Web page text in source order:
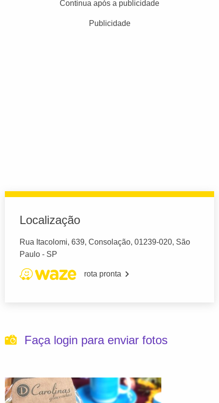
Continua após a publicidade
Publicidade
Localização
Rua Itacolomi, 639, Consolação, 01239-020, São
Paulo - SP
rota pronta
Faça login para enviar fotos